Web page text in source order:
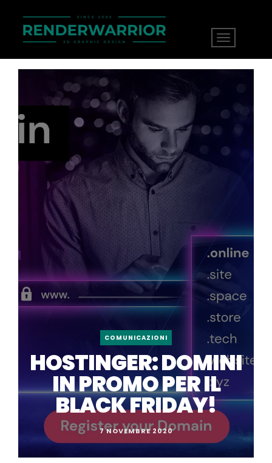
COMUNICAZIONI
HOSTINGER: DOMINI
IN PROMO PER IL
BLACK FRIDAY!
7 NOVEMBRE 2020